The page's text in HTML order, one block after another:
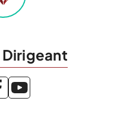
Dirigeant